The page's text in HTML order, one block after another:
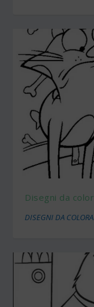
Disegni da
DISEGNI DA